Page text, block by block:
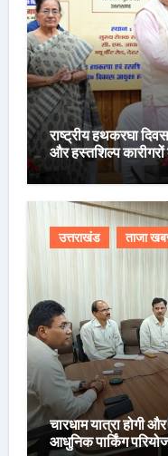
राष्ट्रीय हथकरघा
और हस्तशिल्प कारीगरों
उत्तराखंड ताजा
चारधाम यात्रा होगी
आधुनिक पार्किंग